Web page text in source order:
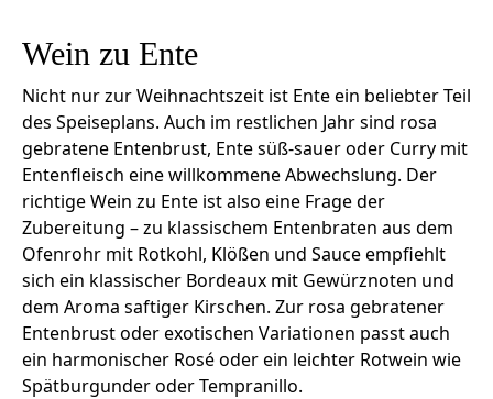
Wein zu Ente
Nicht nur zur Weihnachtszeit ist Ente ein beliebter Teil
des Speiseplans. Auch im restlichen Jahr sind rosa
gebratene Entenbrust, Ente süß-sauer oder Curry mit
Entenfleisch eine willkommene Abwechslung. Der
richtige Wein zu Ente ist also eine Frage der
Zubereitung – zu klassischem Entenbraten aus dem
Ofenrohr mit Rotkohl, Klößen und Sauce empfiehlt
sich ein klassischer Bordeaux mit Gewürznoten und
dem Aroma saftiger Kirschen. Zur rosa gebratener
Entenbrust oder exotischen Variationen passt auch
ein harmonischer Rosé oder ein leichter Rotwein wie
Spätburgunder oder Tempranillo.